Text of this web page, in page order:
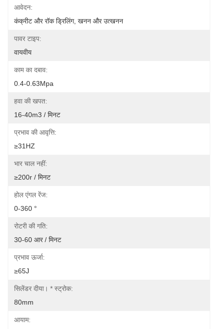
आवेदन:
कंक्रीट और रॉक ड्रिलिंग, खनन और उत्खनन
पावर टाइप:
वायवीय
काम का दबाव:
0.4-0.63Mpa
हवा की खपत:
16-40m3 / मिनट
प्रभाव की आवृत्ति:
≥31HZ
भार चाल नहीं:
≥200r / मिनट
होल एंगल रेंज:
0-360 °
रोटरी की गति:
30-60 आर / मिनट
प्रभाव ऊर्जा:
≥65J
सिलेंडर दीया। * स्ट्रोक:
80mm
आयाम: